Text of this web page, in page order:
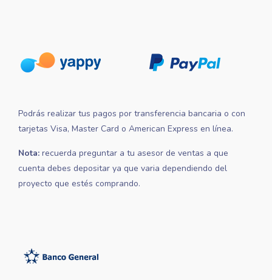
Podrás realizar tus pagos por transferencia bancaria o con
tarjetas Visa, Master Card o American Express en línea.
Nota: recuerda preguntar a tu asesor de ventas a que
cuenta debes depositar ya que varia dependiendo del
proyecto que estés comprando.